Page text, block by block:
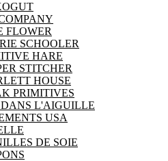
FLOWER
SCHOOLER
HARE
STITCHER
HOUSE
PRIMITIVES
L'AIGUILLE
USA
DE SOIE